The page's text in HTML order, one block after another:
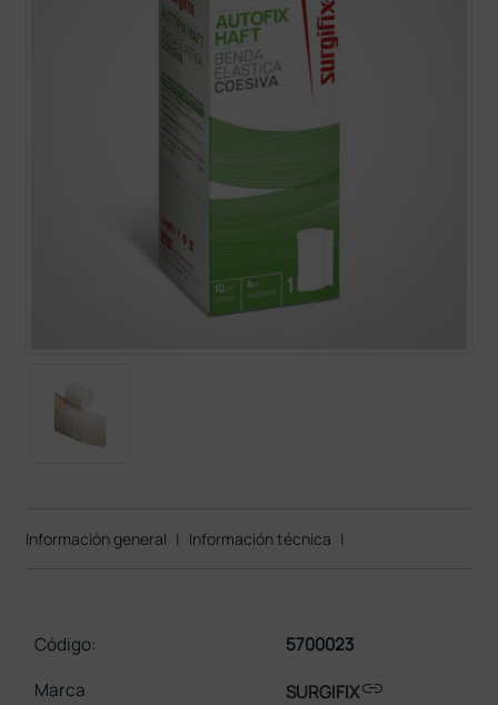
Información general | Información técnica |
Código:
5700023
Marca
SURGIFIXlink